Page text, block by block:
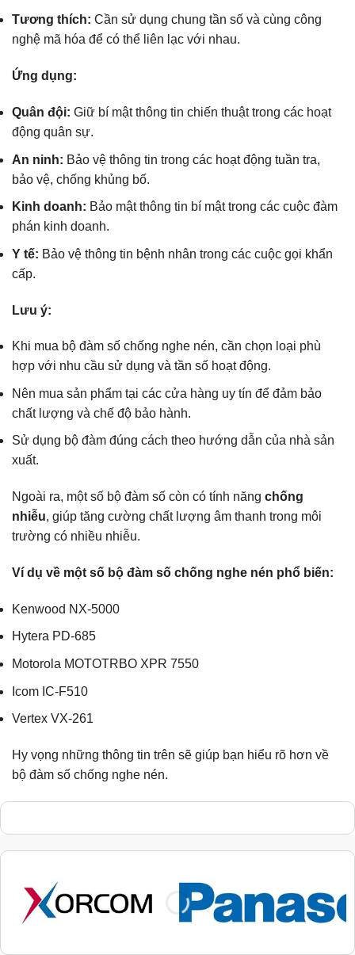
Tương thích: Cần sử dụng chung tần số và cùng công
nghệ mã hóa để có thể liên lạc với nhau.
Ứng dụng:
Quân đội: Giữ bí mật thông tin chiến thuật trong các hoạt
động quân sự.
An ninh: Bảo vệ thông tin trong các hoạt động tuần tra,
bảo vệ, chống khủng bố.
Kinh doanh: Bảo mật thông tin bí mật trong các cuộc đàm
phán kinh doanh.
Y tế: Bảo vệ thông tin bệnh nhân trong các cuộc gọi khẩn
cấp.
Lưu ý:
Khi mua bộ đàm số chống nghe nén, cần chọn loại phù
hợp với nhu cầu sử dụng và tần số hoạt động.
Nên mua sản phẩm tại các cửa hàng uy tín để đảm bảo
chất lượng và chế độ bảo hành.
Sử dụng bộ đàm đúng cách theo hướng dẫn của nhà sản
xuất.
Ngoài ra, một số bộ đàm số còn có tính năng chống
nhiễu, giúp tăng cường chất lượng âm thanh trong môi
trường có nhiều nhiễu.
Ví dụ về một số bộ đàm số chống nghe nén phổ biến:
Kenwood NX-5000
Hytera PD-685
Motorola MOTOTRBO XPR 7550
Icom IC-F510
Vertex VX-261
Hy vọng những thông tin trên sẽ giúp bạn hiểu rõ hơn về
bộ đàm số chống nghe nén.